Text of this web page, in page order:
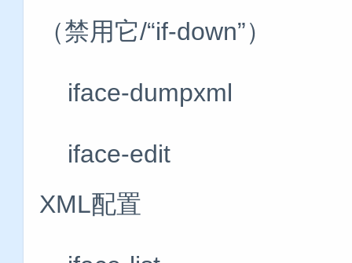
（禁用它/“if-down”）
iface-
iface-edit #编
XML配置